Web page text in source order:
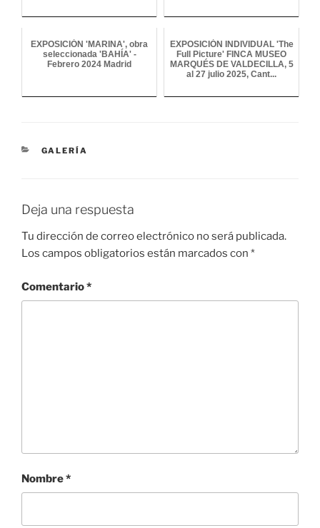
EXPOSICIÓN 'MARINA', obra
seleccionada 'BAHÍA' -
Febrero 2024 Madrid
EXPOSICIÓN INDIVIDUAL 'The
Full Picture' FINCA MUSEO
MARQUÉS DE VALDECILLA, 5
al 27 julio 2025, Cant...
CATEGORÍAS
GALERÍA
Deja una respuesta
Tu dirección de correo electrónico no será publicada.
Los campos obligatorios están marcados con *
Comentario*
Nombre*